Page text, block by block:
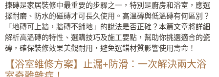
揀磚是家居裝修中最重要的步驟之一，特別是廚房和浴室，應選
擇耐磨、防水的磁磚才可長久使用。高溫磚與低溫磚有何區別？
「地磚可上牆，牆磚不鋪地」的說法是否正確？本篇文章將詳細
解析高溫磚的特性、選購技巧及施工要點，幫助你挑選適合的瓷
磚，確保裝修效果美觀耐用，避免選錯材質影響使用壽命！
【浴室維修方案】止漏+防滑：一次解決兩大浴